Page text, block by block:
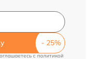
c политикой